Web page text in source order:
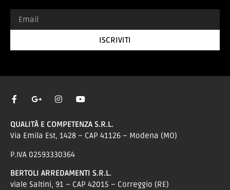
ISCRIVITI
QUALITÀ E COMPETENZA S.R.L.
Via Emila Est, 1428 – CAP 41126 – Modena (MO)
P.IVA 02593330364
BERTOLI ARREDAMENTI S.R.L.
viale Saltini, 91 – CAP 42015 – Correggio (RE)